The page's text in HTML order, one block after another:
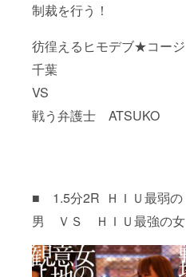
制裁を行う！
彷徨えるヒモデブ★コージ
千葉
VS
戦う弁護士 ATSUKO
■ 1.5分2R ＨＩＵ最弱の
男 ＶＳ ＨＩＵ最強の女